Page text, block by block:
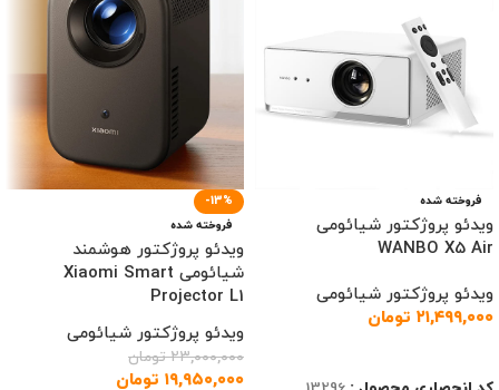
فروخته شده
ویدئو پروژکتور شیائومی
WANBO X5 Air
ویدئو پروژکتور شیائومی
۲۱,۴۹۹,۰۰۰ تومان
-13%
فروخته شده
ویدئو پروژکتور هوشمند
شیائومی Xiaomi Smart
Projector L1
ویدئو پروژکتور شیائومی
۲۳,۰۰۰,۰۰۰ تومان
۱۹,۹۵۰,۰۰۰ تومان